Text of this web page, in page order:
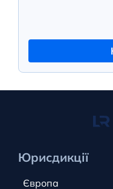
Юрисдикції
Європа